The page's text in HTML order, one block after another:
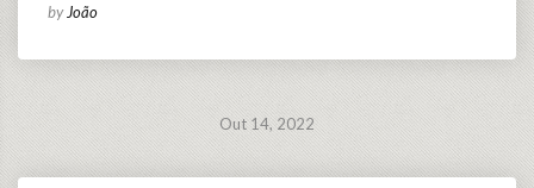
by João
Out 14, 2022